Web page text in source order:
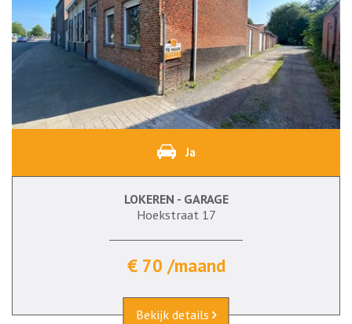
Ja
LOKEREN - GARAGE
Hoekstraat 17
€ 70 /maand
Bekijk details